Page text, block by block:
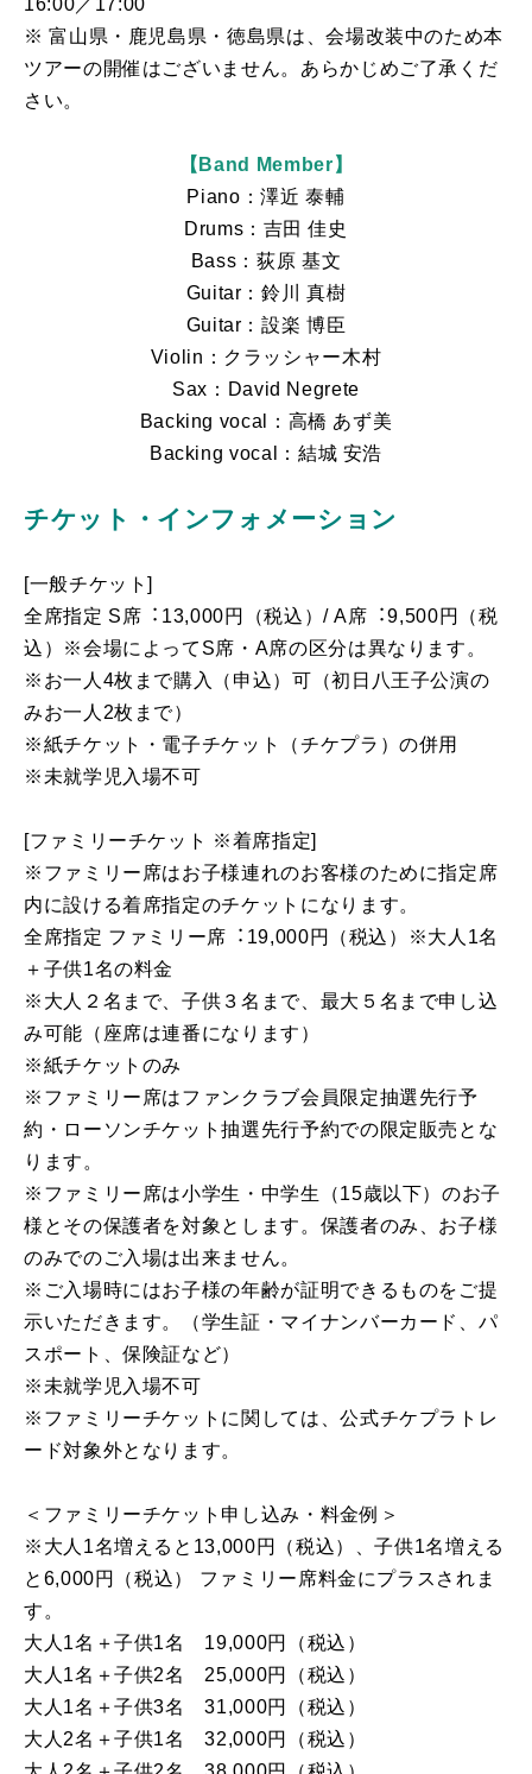
※ 富山県・鹿児島県・徳島県は、会場改装中のため本
ツアーの開催はございません。あらかじめご了承くだ
さい。
【Band Member】
Piano：澤近 泰輔
Drums：吉田 佳史
Bass：荻原 基文
Guitar：鈴川 真樹
Guitar：設楽 博臣
Violin：クラッシャー木村
Sax：David Negrete
Backing vocal：高橋 あず美
Backing vocal：結城 安浩
チケット・インフォメーション
[一般チケット]
全席指定 S席︓13,000円（税込）/ A席︓9,500円（税
込）※会場によってS席・A席の区分は異なります。
※お一人4枚まで購入（申込）可（初日八王子公演の
みお一人2枚まで）
※紙チケット・電子チケット（チケプラ）の併用
※未就学児⼊場不可
[ファミリーチケット ※着席指定]
※ファミリー席はお⼦様連れのお客様のために指定席
内に設ける着席指定のチケットになります。
全席指定 ファミリー席︓19,000円（税込）※大人1名
＋子供1名の料金
※大人２名まで、子供３名まで、最大５名まで申し込
み可能（座席は連番になります）
※紙チケットのみ
※ファミリー席はファンクラブ会員限定抽選先⾏予
約・ローソンチケット抽選先行予約での限定販売とな
ります。
※ファミリー席は⼩学⽣・中学生（15歳以下）のお⼦
様とその保護者を対象とします。保護者のみ、お⼦様
のみでのご⼊場は出来ません。
※ご⼊場時にはお⼦様の年齢が証明できるものをご提
⽰いただきます。（学生証・マイナンバーカード、パ
スポート、保険証など）
※未就学児⼊場不可
※ファミリーチケットに関しては、公式チケプラトレ
ード対象外となります。
＜ファミリーチケット申し込み・料金例＞
※大人1名増えると13,000円（税込）、子供1名増える
と6,000円（税込） ファミリー席料金にプラスされま
す。
大人1名＋子供1名 19,000円（税込）
大人1名＋子供2名 25,000円（税込）
大人1名＋子供3名 31,000円（税込）
大人2名＋子供1名 32,000円（税込）